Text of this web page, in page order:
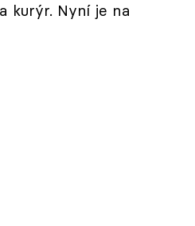
kurýr. Nyní je na